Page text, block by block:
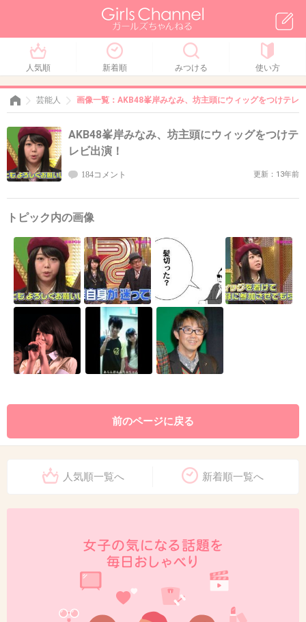
人気順 新着順 みつける 使い方
芸能人 画像一覧：AKB48峯岸みなみ、坊主頭にウィッグをつけテレ
AKB48峯岸みなみ、坊主頭にウィッグをつけテ
レビ出演！
184コメント 更新：13年前
トピック内の画像
前のページに戻る
人気順一覧へ 新着順一覧へ